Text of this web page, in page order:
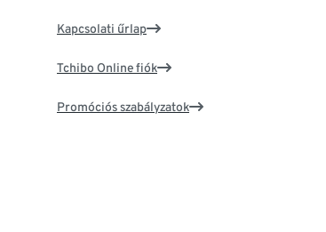
Kapcsolati űrlap
Tchibo Online fiók
Promóciós szabályzatok